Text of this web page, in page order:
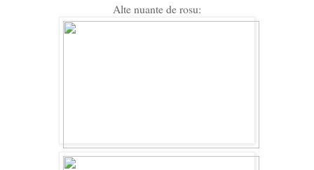
Alte nuante de rosu: